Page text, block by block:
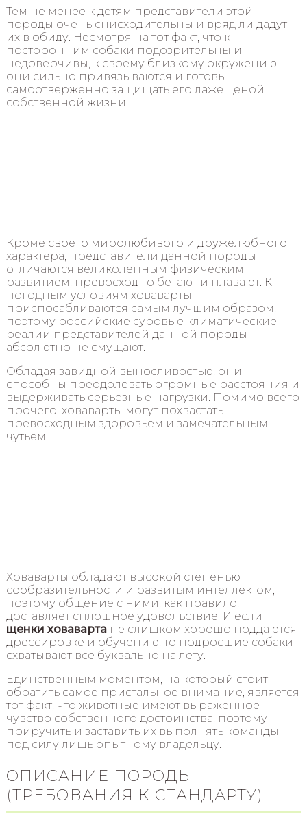
Тем не менее к детям представители этой
породы очень снисходительны и вряд ли дадут
их в обиду. Несмотря на тот факт, что к
посторонним собаки подозрительны и
недоверчивы, к своему близкому окружению
они сильно привязываются и готовы
самоотверженно защищать его даже ценой
собственной жизни.
Кроме своего миролюбивого и дружелюбного
характера, представители данной породы
отличаются великолепным физическим
развитием, превосходно бегают и плавают. К
погодным условиям ховаварты
приспосабливаются самым лучшим образом,
поэтому российские суровые климатические
реалии представителей данной породы
абсолютно не смущают.
Обладая завидной выносливостью, они
способны преодолевать огромные расстояния и
выдерживать серьезные нагрузки. Помимо всего
прочего, ховаварты могут похвастать
превосходным здоровьем и замечательным
чутьем.
Ховаварты обладают высокой степенью
сообразительности и развитым интеллектом,
поэтому общение с ними, как правило,
доставляет сплошное удовольствие. И если
щенки ховавартане слишком хорошо поддаются
дрессировке и обучению, то подросшие собаки
схватывают все буквально на лету.
Единственным моментом, на который стоит
обратить самое пристальное внимание, является
тот факт, что животные имеют выраженное
чувство собственного достоинства, поэтому
приручить и заставить их выполнять команды
под силу лишь опытному владельцу.
ОПИСАНИЕ ПОРОДЫ
(ТРЕБОВАНИЯ К СТАНДАРТУ)